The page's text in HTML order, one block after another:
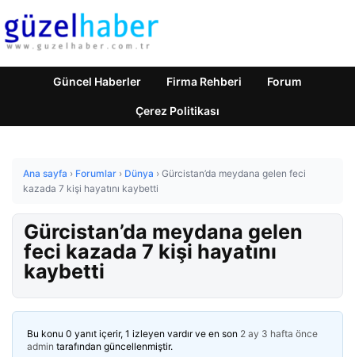
Güncel Haberler Firma Rehberi Forum
Çerez Politikası
Ana sayfa › Forumlar › Dünya › Gürcistan’da meydana gelen feci
kazada 7 kişi hayatını kaybetti
Gürcistan’da meydana gelen
feci kazada 7 kişi hayatını
kaybetti
Bu konu 0 yanıt içerir, 1 izleyen vardır ve en son 2 ay 3 hafta önce
admin tarafından güncellenmiştir.